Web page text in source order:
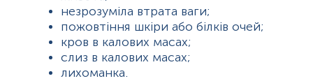
незрозуміла втрата ваги;
пожовтіння шкіри або білків очей;
кров в калових масах;
слиз в калових масах;
лихоманка.